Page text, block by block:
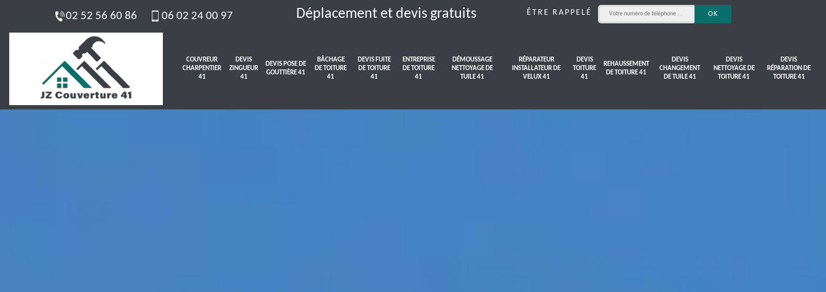
02 52 56 60 86 06 02 24 00 97 Déplacement et devis gratuits ÊTRE RAPPELÉ
COUVREUR
CHARPENTIER
41
DEVIS
ZINGUEUR
41
DEVIS POSE DE
GOUTTIÈRE 41
BÂCHAGE
DE TOITURE
41
DEVIS FUITE
DE TOITURE
41
ENTREPRISE
DE TOITURE
41
DÉMOUSSAGE
NETTOYAGE DE
TUILE 41
RÉPARATEUR
INSTALLATEUR DE
VELUX 41
DEVIS
TOITURE
41
REHAUSSEMENT
DE TOITURE 41
DEVIS
CHANGEMENT
DE TUILE 41
DEVIS
NETTOYAGE DE
TOITURE 41
DEVIS
RÉPARATION DE
TOITURE 41